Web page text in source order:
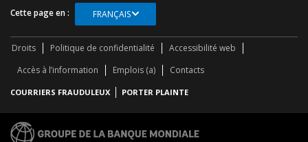
Cette page en : FRANÇAIS
Droits Politique de confidentialité
Accessibilité web
Accès à l’information
Emplois (a) Contacts
COURRIERS FRAUDULEUX PORTER PLAINTE